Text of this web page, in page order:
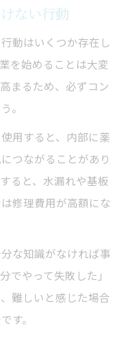
ない行動
動はいくつか存在し
を始めることは大変
まるため、必ずコン
。
用すると、内部に薬
つながることがあり
ると、水漏れや基板
修理費用が高額にな
な知識がなければ事
でやって失敗した」
難しいと感じた場合
す。